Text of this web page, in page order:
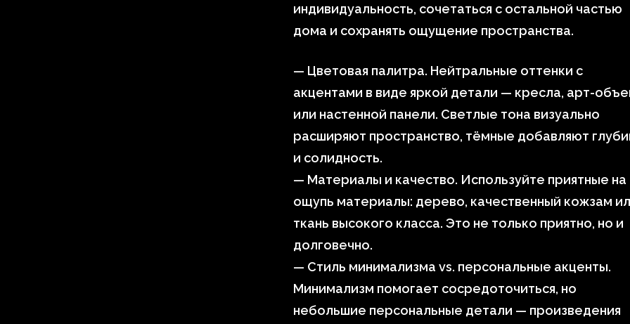
индивидуальность, сочетаться с остальной частью
дома и сохранять ощущение пространства.
— Цветовая палитра. Нейтральные оттенки с
акцентами в виде яркой детали — кресла, арт-
или настенной панели. Светлые тона визуально
расширяют пространство, тёмные добавляют
и солидность.
— Материалы и качество. Используйте приятные на
ощупь материалы: дерево, качественный кожзам
ткань высокого класса. Это не только приятно, но и
долговечно.
— Стиль минимализма vs. персональные акценты.
Минимализм помогает сосредоточиться, но
небольшие персональные детали — произведения